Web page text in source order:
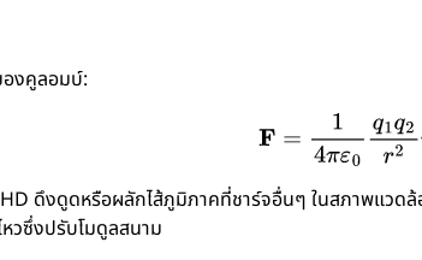
องคูลอมบ์:
ดึงดูดหรือผลักไส้ภูมิภาคที่ชาร์จอื่นๆ ในสภาพแ
วซึ่งปรับโมดูลสนาม